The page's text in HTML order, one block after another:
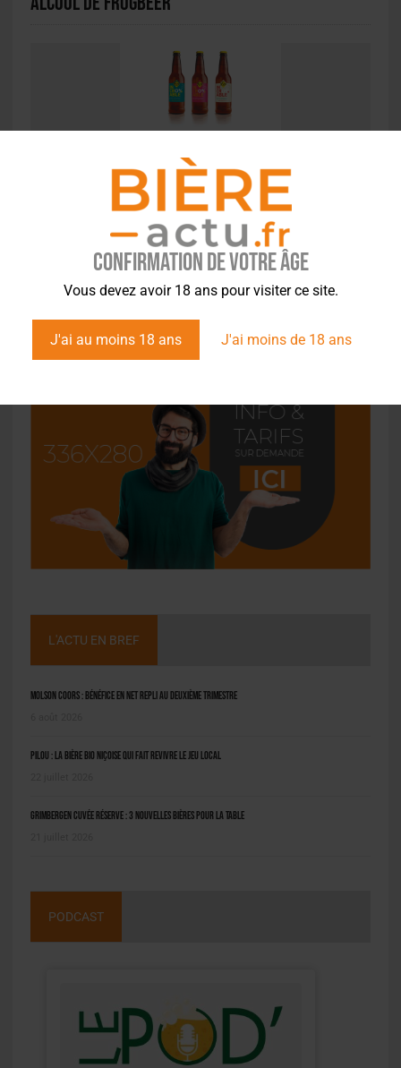
Confirmation de votre âge
Vous devez avoir 18 ans pour visiter ce site.
J'ai au moins 18 ans J'ai moins de 18 ans
FrogBeer se distingue aux World Beer Awards
avec sa gamme sans alcool
L'ACTU EN BREF
Molson Coors : bénéfice en net repli au deuxième trimestre
Pilou : la bière bio niçoise qui fait revivre le jeu local
Grimbergen Cuvée Réserve : 3 nouvelles bières pour la table
PODCAST